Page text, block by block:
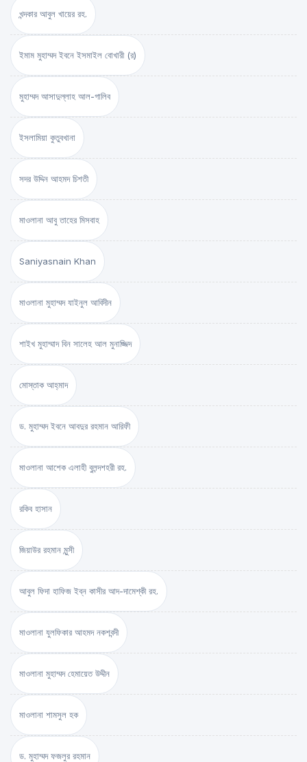
খন্দকার আবুল খায়ের রহ.
ইমাম মুহাম্মদ ইবনে ইসমাইল বোখারী (র)
মুহাম্মদ আসাদুল্লাহ আল-গালিব
ইসলামিয়া কুতুবখানা
সদর উদ্দিন আহমদ চিশতী
মাওলানা আবু তাহের মিসবাহ
Saniyasnain Khan
মাওলানা মুহাম্মদ যাইনুল আবিদীন
শাইখ মুহাম্মাদ বিন সালেহ আল মুনাজ্জিদ
মোস্তাক আহ্‌মাদ
ড. মুহাম্মদ ইবনে আবদুর রহমান আরিফী
মাওলানা আশেক এলাহী বুলন্দশহরী রহ.
রকিব হাসান
জিয়াউর রহমান মুন্সী
আবুল ফিদা হাফিজ ইব্‌ন কাসীর আদ-দামেশ্‌কী রহ.
মাওলানা যুলফিকার আহমদ নকশবন্দী
মাওলানা মুহাম্মদ হেমায়েত উদ্দীন
মাওলানা শামসুল হক
ড. মুহাম্মদ ফজলুর রহমান